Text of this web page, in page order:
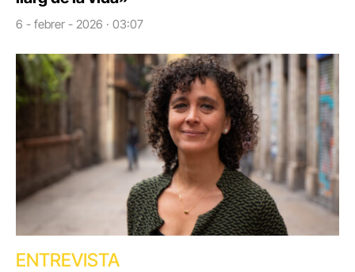
6 - febrer - 2026 · 03:07
ENTREVISTA